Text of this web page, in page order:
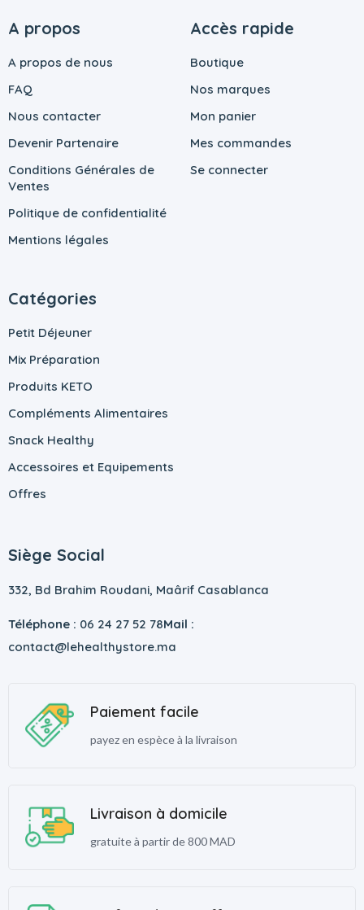
A propos
A propos de nous
FAQ
Nous contacter
Devenir Partenaire
Conditions Générales de
Ventes
Politique de confidentialité
Mentions légales
Accès rapide
Boutique
Nos marques
Mon panier
Mes commandes
Se connecter
Catégories
Petit Déjeuner
Mix Préparation
Produits KETO
Compléments Alimentaires
Snack Healthy
Accessoires et Equipements
Offres
Siège Social
332, Bd Brahim Roudani, Maârif Casablanca
Téléphone : 06 24 27 52 78Mail :
contact@lehealthystore.ma
Paiement facile
payez en espèce à la livraison
Livraison à domicile
gratuite à partir de 800 MAD